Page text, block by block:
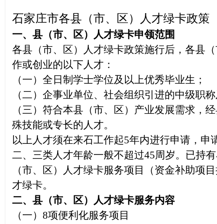
石家庄市各县（市、区）人才绿卡政策
一、 县（市、区）人才绿卡申领范围
各县（市、区）人才绿卡政策施行后，各县
作或创业的以下人才：
（一）全日制学士学位及以上优秀毕业生；
（二）企事业单位、社会组织引进的中级职
（三）符合本县（市、区）产业发展需求，
殊技能或专长的人才。
以上人才须在来石工作起5年内进行申请，申
二、三类人才年龄一般不超过45周岁。已持
（市、区）人才绿卡服务项目（资金补助项
才绿卡。
二、 县（市、区）人才绿卡服务内容
（一） 8项便利化服务项目